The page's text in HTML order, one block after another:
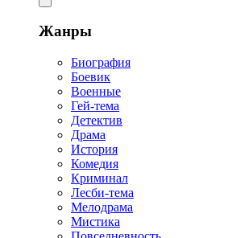
Жанры
Биография
Боевик
Военные
Гей-тема
Детектив
Драма
История
Комедия
Криминал
Лесби-тема
Мелодрама
Мистика